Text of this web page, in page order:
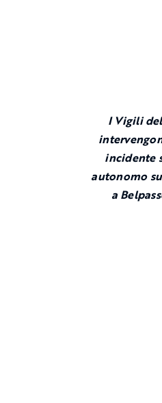
I Vigili
incidente
autonomo
a